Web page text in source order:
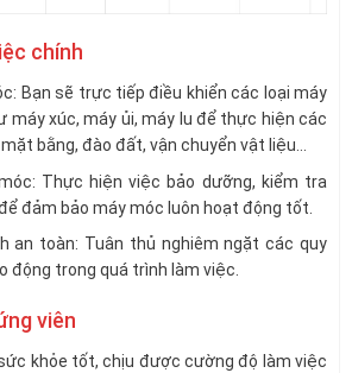
chính
Bạn sẽ trực tiếp điều khiển các loại máy
máy xúc, máy ủi, máy lu để thực hiện các
bằng, đào đất, vận chuyển vật liệu…
Thực hiện việc bảo dưỡng, kiểm tra
đảm bảo máy móc luôn hoạt động tốt.
an toàn: Tuân thủ nghiêm ngặt các quy
động trong quá trình làm việc.
viên
khỏe tốt, chịu được cường độ làm việc